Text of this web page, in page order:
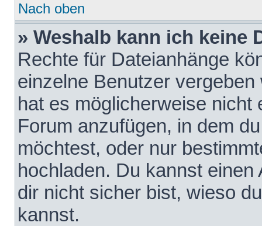
Nach oben
» Weshalb kann ich keine
Rechte für Dateianhänge
einzelne Benutzer
hat es möglicherweise nicht
Forum anzufügen, in dem
möchtest, oder nur
hochladen. Du kannst
dir nicht sicher bist, wieso
kannst.